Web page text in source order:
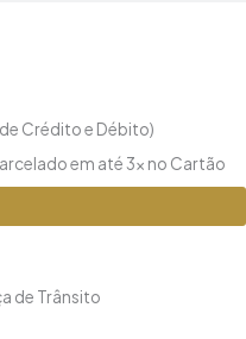
Crédito e Débito)
em até 3x no Cartão
de Trânsito